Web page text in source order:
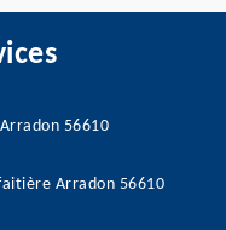
56610
Arradon 56610